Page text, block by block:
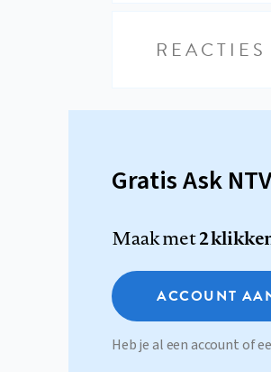
REACTIES
Gratis Ask
Maak met2
ACCOUNT
Heb je al een account of